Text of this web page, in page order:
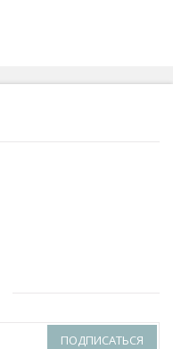
ПОДПИСАТЬСЯ